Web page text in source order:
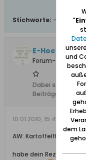
Stichworte: -
E-Hoefler
Forum-
Dabei seit:
Beiträge:
10.01.2010, 15:47
AW: Kartoffelflinsen
habe dein Rezept aus
"
und
dem